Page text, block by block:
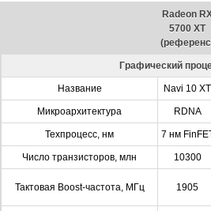
Radeon
5700 XT
Графический
Название Navi 10 XT
Микроархитектура RDNA
Техпроцесс, нм 7 нм
Число транзисторов, млн 10300
Тактовая Boost-частота, МГц 1905